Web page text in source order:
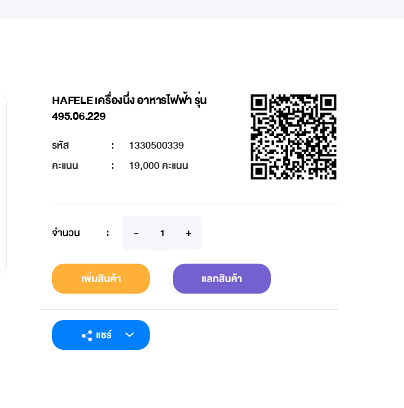
HAFELE เครื่องนึ่ง อาหารไฟฟ้า รุ่น
495.06.229
รหัส :
1330500339
คะแนน
: 19,000 คะแนน
จำนวน :
เพิ่มสินค้า แลกสินค้า
แชร์